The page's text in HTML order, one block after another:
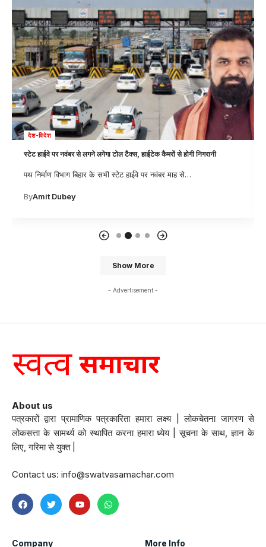
देश-विदेश
स्टेट हाईवे पर नवंबर से लगने लगेगा टोल टैक्स, हाईटेक कैमरों से होगी निगरानी
पथ निर्माण विभाग बिहार के सभी स्टेट हाईवे पर नवंबर माह से…
ByAmit Dubey
Show More
- Advertisement -
About us
पत्रकारों द्वारा प्रामाणिक पत्रकारिता हमारा लक्ष्य | लोकचेतना जागरण से
लोकसत्ता के सामर्थ्य को स्थापित करना हमारा ध्येय | सूचना के साथ, ज्ञान के
लिए, गरिमा से युक्त |
Contact us: info@swatvasamachar.com
Company More Info